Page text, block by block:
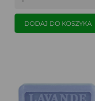
DODAJ DO KOSZYKA